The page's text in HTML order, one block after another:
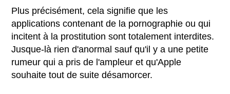
Plus précisément, cela signifie que les
applications contenant de la pornographie ou qui
incitent à la prostitution sont totalement interdites.
Jusque-là rien d'anormal sauf qu'il y a une petite
rumeur qui a pris de l'ampleur et qu'Apple
souhaite tout de suite désamorcer.